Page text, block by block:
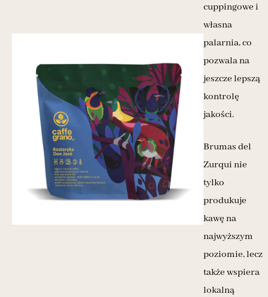
cuppingowe i
własna
palarnia, co
pozwala na
jeszcze lepszą
kontrolę
jakości.
Brumas del
Zurqui nie
tylko
produkuje
kawę na
najwyższym
poziomie, lecz
także wspiera
lokalną